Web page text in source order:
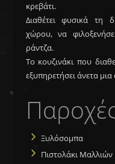
κρεβάτι.
Διαθέτει φυσικά τη
χώρου, να
ράντζα.
Το κουζινάκι που
εξυπηρετήσει άνετα
Ξυλόσομπα
Πιστολάκι Μαλλιών